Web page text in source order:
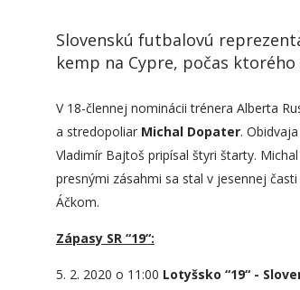
Slovenskú futbalovú
kemp na Cypre, počas
V 18-člennej nominácii trénera Alberta
a stredopoliar Michal Dopater.
Vladimír Bajtoš pripísal štyri štarty.
presnými zásahmi sa stal v jesennej
Áčkom.
Zápasy SR “19“:
5. 2. 2020 o 11:00 Lotyšsko “19“ -